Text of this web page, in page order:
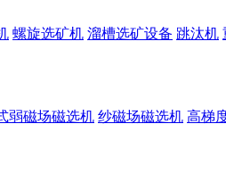
螺旋选矿机 溜槽选矿设备 跳汰机
弱磁场磁选机 纱磁场磁选机 高梯